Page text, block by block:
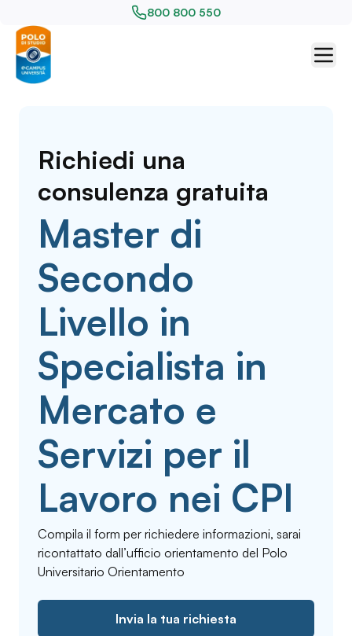
800 800 550
Richiedi una
consulenza gratuita
Master di
Secondo
Livello in
Specialista in
Mercato e
Servizi per il
Lavoro nei CPI
Compila il form per richiedere informazioni, sarai
ricontattato dall’ufficio orientamento del Polo
Universitario Orientamento
Invia la tua richiesta